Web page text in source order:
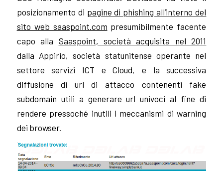
posizionamento di pagine di phishing all’interno del
sito web saaspoint.com presumibilmente facente
capo alla Saaspoint, società acquisita nel 2011
dalla Appirio, società statunitense operante nel
settore servizi ICT e Cloud, e la successiva
diffusione di url di attacco contenenti fake
subdomain utili a generare url univoci al fine di
rendere pressoché inutili i meccanismi di warning
dei browser.